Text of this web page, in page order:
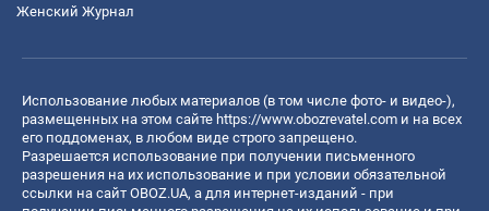
Женский Журнал
Использование любых материалов (в том числе фото- и видео-),
размещенных на этом сайте https://www.obozrevatel.com и на всех
его поддоменах, в любом виде строго запрещено.
Разрешается использование при получении письменного
разрешения на их использование и при условии обязательной
ссылки на сайт OBOZ.UA, а для интернет-изданий - при